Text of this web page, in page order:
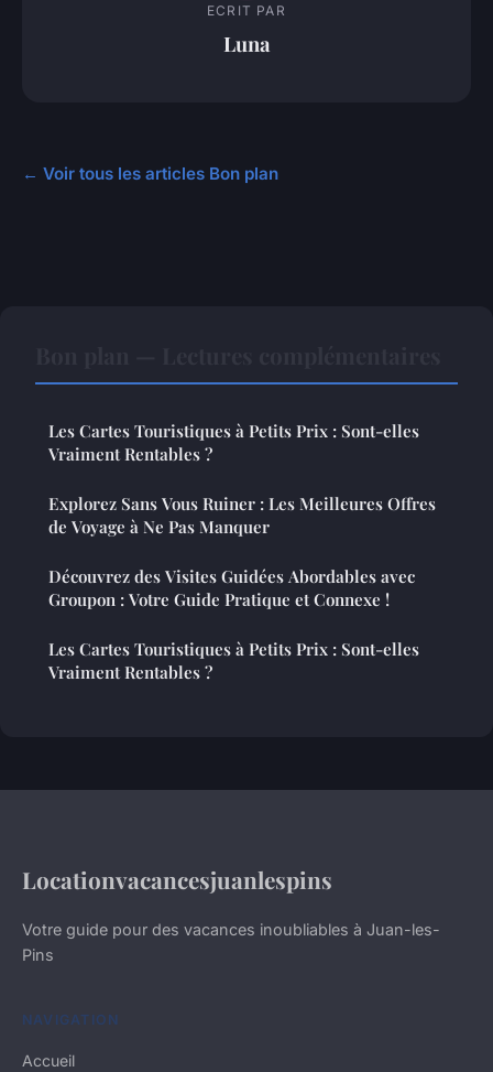
ECRIT PAR
Luna
← Voir tous les articles Bon plan
Les Cartes Touristiques à Petits Prix : Sont-elles
Vraiment Rentables ?
Explorez Sans Vous Ruiner : Les Meilleures Offres
de Voyage à Ne Pas Manquer
Découvrez des Visites Guidées Abordables avec
Groupon : Votre Guide Pratique et Connexe !
Les Cartes Touristiques à Petits Prix : Sont-elles
Vraiment Rentables ?
Locationvacancesjuanlespins
Votre guide pour des vacances inoubliables à Juan-les-
Pins
NAVIGATION
Accueil